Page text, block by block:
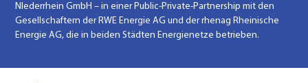
NIederrhein GmbH – in einer Public-Private-Partnership mit den
Gesellschaftern der RWE Energie AG und der rhenag Rheinische
Energie AG, die in beiden Städten Energienetze betrieben.